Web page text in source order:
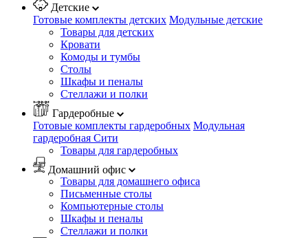
Детские
Готовые комплекты детских Модульные детские
Товары для детских
Кровати
Комоды и тумбы
Столы
Шкафы и пеналы
Стеллажи и полки
Гардеробные
Готовые комплекты гардеробных Модульная
гардеробная Сити
Товары для гардеробных
Домашний офис
Товары для домашнего офиса
Письменные столы
Компьютерные столы
Шкафы и пеналы
Стеллажи и полки